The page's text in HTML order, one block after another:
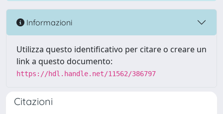
Informazioni
Utilizza questo identificativo per citare o creare un
link a questo documento:
https://hdl.handle.net/11562/386797
Citazioni